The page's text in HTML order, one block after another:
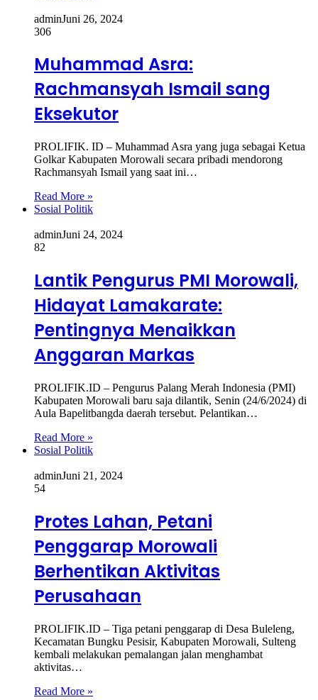
adminJuni 26, 2024
306
Muhammad Asra:
Rachmansyah Ismail sang
Eksekutor
PROLIFIK. ID – Muhammad Asra yang juga sebagai Ketua
Golkar Kabupaten Morowali secara pribadi mendorong
Rachmansyah Ismail yang saat ini…
Read More »
Sosial Politik
adminJuni 24, 2024
82
Lantik Pengurus PMI Morowali,
Hidayat Lamakarate:
Pentingnya Menaikkan
Anggaran Markas
PROLIFIK.ID – Pengurus Palang Merah Indonesia (PMI)
Kabupaten Morowali baru saja dilantik, Senin (24/6/2024) di
Aula Bapelitbangda daerah tersebut. Pelantikan…
Read More »
Sosial Politik
adminJuni 21, 2024
54
Protes Lahan, Petani
Penggarap Morowali
Berhentikan Aktivitas
Perusahaan
PROLIFIK.ID – Tiga petani penggarap di Desa Buleleng,
Kecamatan Bungku Pesisir, Kabupaten Morowali, Sulteng
kembali melakukan pemalangan jalan menghambat
aktivitas…
Read More »